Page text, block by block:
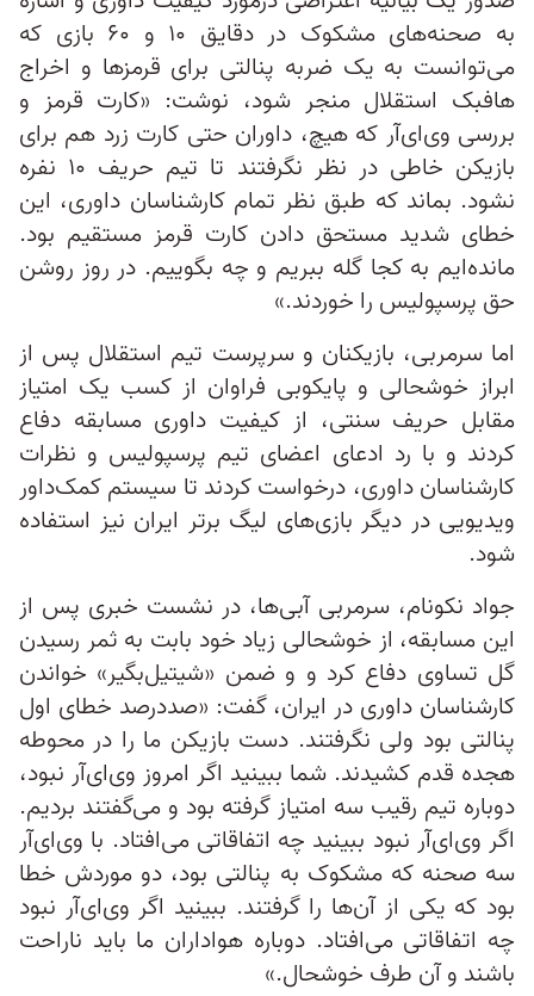
به صحنه‌های مشکوک در دقایق ۱۰ و ۶۰ بازی که
می‌توانست به یک ضربه پنالتی برای قرمزها و اخراج
هافبک استقلال منجر شود، نوشت:‌ «کارت قرمز و
بررسی وی‌ای‌آر که هیچ، داوران حتی کارت زرد هم برای
بازیکن خاطی در نظر نگرفتند تا تیم حریف ۱۰ نفره
نشود. بماند که طبق نظر تمام کارشناسان داوری، این
خطای شدید مستحق دادن کارت قرمز مستقیم بود.
مانده‌ایم به کجا گله ببریم و چه بگوییم. در روز روشن
حق پرسپولیس را خوردند.»
اما سرمربی، بازیکنان و سرپرست تیم استقلال پس از
ابراز خوشحالی و پایکوبی فراوان از کسب یک امتیاز
مقابل حریف سنتی، از کیفیت داوری مسابقه دفاع
کردند و با رد ادعای اعضای تیم پرسپولیس و نظرات
کارشناسان داوری، درخواست کردند تا سیستم کمک‌داور
ویدیویی در دیگر بازی‌های لیگ برتر ایران نیز استفاده
شود.
جواد نکونام، سرمربی آبی‌ها، در نشست خبری پس از
این مسابقه، از خوشحالی زیاد خود بابت به ثمر رسیدن
گل تساوی دفاع کرد و و ضمن «شیتیل‌بگیر» خواندن
کارشناسان داوری در ایران، گفت: «صددرصد خطای اول
پنالتی بود ولی نگرفتند. دست بازیکن ما را در محوطه
هجده قدم کشیدند. شما ببینید اگر امروز وی‌ای‌آر نبود،
دوباره تیم رقیب سه امتیاز گرفته بود و می‌گفتند بردیم.
اگر وی‌ای‌آر نبود ببینید چه اتفاقاتی می‌افتاد. با وی‌ای‌آر
سه صحنه که مشکوک به پنالتی بود، دو موردش خطا
بود که یکی از آن‌ها را گرفتند. ببینید اگر وی‌ای‌آر نبود
چه اتفاقاتی می‌افتاد. دوباره هواداران ما باید ناراحت
باشند و آن طرف خوشحال.»